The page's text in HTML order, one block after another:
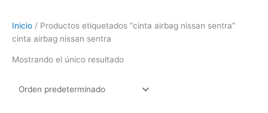
Inicio / Productos etiquetados “cinta airbag nissan sentra”
cinta airbag nissan sentra
Mostrando el único resultado